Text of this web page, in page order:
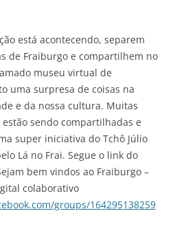
está acontecendo, separem
de Fraiburgo e compartilhem no
museu virtual de
uma surpresa de coisas na
e da nossa cultura. Muitas
sendo compartilhadas e
super iniciativa do Tchô Júlio
Lá no Frai. Segue o link do
bem vindos ao Fraiburgo –
colaborativo
groups/164295138259